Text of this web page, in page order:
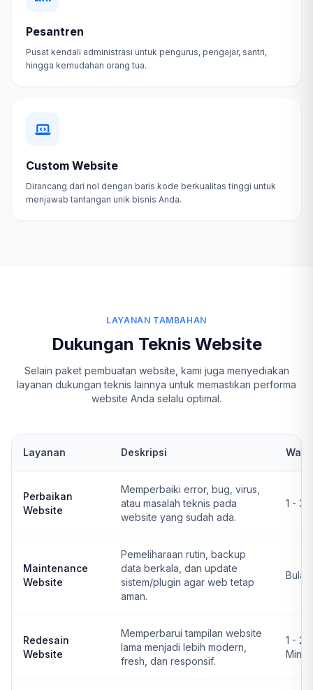
Pesantren
Pusat kendali administrasi untuk pengurus, pengajar, santri,
hingga kemudahan orang tua.
Custom Website
Dirancang dari nol dengan baris kode berkualitas tinggi untuk
menjawab tantangan unik bisnis Anda.
LAYANAN TAMBAHAN
Dukungan Teknis Website
Selain paket pembuatan website, kami juga menyediakan
layanan dukungan teknis lainnya untuk memastikan performa
website Anda selalu optimal.
Layanan Deskripsi
Perbaikan
Website
Memperbaiki error, bug, virus,
atau masalah teknis pada
website yang sudah ada.
1 - 3
Maintenance
Website
Pemeliharaan rutin, backup
data berkala, dan update
sistem/plugin agar web tetap
aman.
Redesain
Website
Memperbarui tampilan website
lama menjadi lebih modern,
fresh, dan responsif.
1 - 2